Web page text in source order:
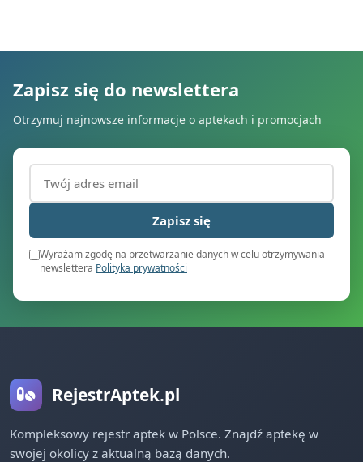
Zapisz się do newslettera
Otrzymuj najnowsze informacje o aptekach i promocjach
Adres email (wymagany)
Zapisz się
Wyrażam zgodę na przetwarzanie danych w celu otrzymywania
newslettera Polityka prywatności
RejestrAptek.pl
Kompleksowy rejestr aptek w Polsce. Znajdź aptekę w
swojej okolicy z aktualną bazą danych.